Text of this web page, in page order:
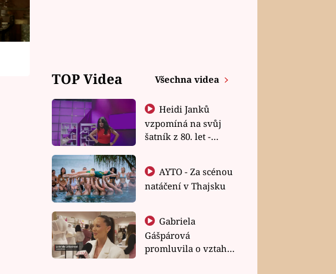
TOP Videa Všechna videa
Heidi Janků
vzpomíná na svůj
šatník z 80. let -
natáčení v Thajsku
Gabriela
Gášpárová
promluvila o vztahu